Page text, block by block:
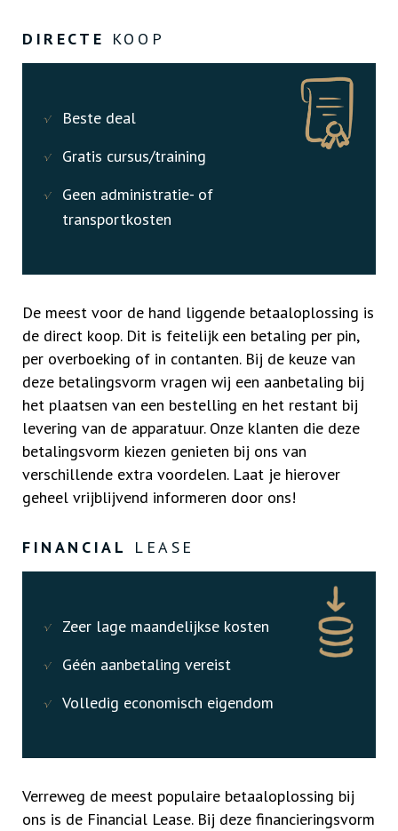
DIRECTE KOOP
Beste deal
Gratis cursus/training
Geen administratie- of
transportkosten
De meest voor de hand liggende betaaloplossing is
de direct koop. Dit is feitelijk een betaling per pin,
per overboeking of in contanten. Bij de keuze van
deze betalingsvorm vragen wij een aanbetaling bij
het plaatsen van een bestelling en het restant bij
levering van de apparatuur. Onze klanten die deze
betalingsvorm kiezen genieten bij ons van
verschillende extra voordelen. Laat je hierover
geheel vrijblijvend informeren door ons!
FINANCIAL LEASE
Zeer lage maandelijkse kosten
Géén aanbetaling vereist
Volledig economisch eigendom
Verreweg de meest populaire betaaloplossing bij
ons is de Financial Lease. Bij deze financieringsvorm